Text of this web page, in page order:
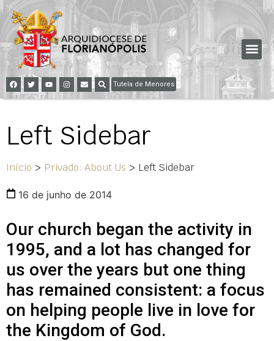
Tutela de Menores
Left Sidebar
Início > Privado: About Us > Left Sidebar
16 de junho de 2014
Our church began the activity in
1995, and a lot has changed for
us over the years but one thing
has remained consistent: a focus
on helping people live in love for
the Kingdom of God.